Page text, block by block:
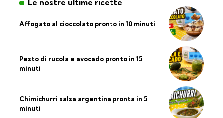
Le nostre ultime ricette
Affogato al cioccolato pronto in 10 minuti
Pesto di rucola e avocado pronto in 15
minuti
Chimichurri salsa argentina pronta in 5
minuti